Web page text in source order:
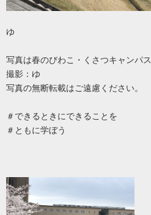
ゆ
写真は春のびわこ・くさつキャンパス
撮影：ゆ
写真の無断転載はご遠慮ください。
＃できるときにできることを
＃ともに学ぼう